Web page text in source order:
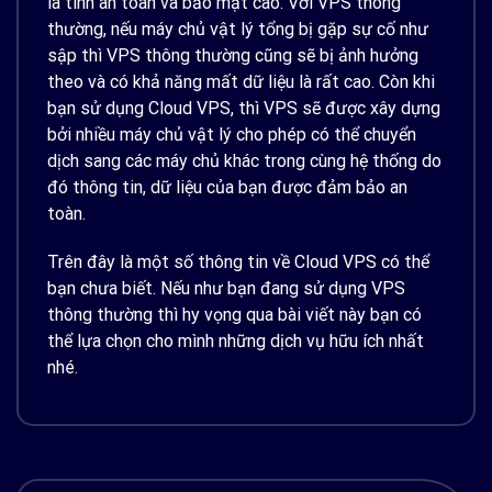
thường, nếu máy chủ vật lý tổng bị gặp sự cố như
sập thì VPS thông thường cũng sẽ bị ảnh hưởng
theo và có khả năng mất dữ liệu là rất cao. Còn khi
bạn sử dụng Cloud VPS, thì VPS sẽ được xây dựng
bởi nhiều máy chủ vật lý cho phép có thể chuyển
dịch sang các máy chủ khác trong cùng hệ thống do
đó thông tin, dữ liệu của bạn được đảm bảo an
toàn.
Trên đây là một số thông tin về Cloud VPS có thể
bạn chưa biết. Nếu như bạn đang sử dụng VPS
thông thường thì hy vọng qua bài viết này bạn có
thể lựa chọn cho mình những dịch vụ hữu ích nhất
nhé.